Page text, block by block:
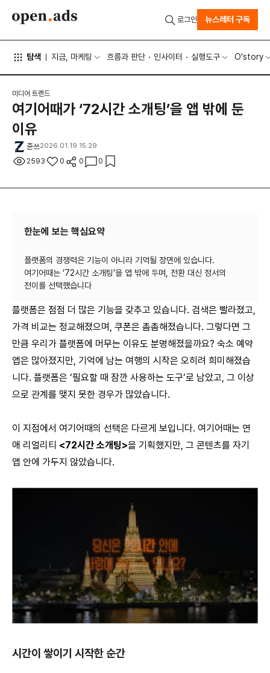
탐색 지금, 마케팅 흐름과 판단 인사이터 실행도구 O'story
로그인 뉴스레터 구독
미디어 트렌드
여기어때가 ‘72시간 소개팅’을 앱 밖에 둔
이유
쥰쓰2026.01.19 15:29
2593 0 0 0
한눈에 보는 핵심요약
플랫폼의 경쟁력은 기능이 아니라 기억될 장면에 있습니다.
여기어때는 ‘72시간 소개팅’을 앱 밖에 두며, 전환 대신 정서의
플랫폼은 점점 더 많은 기능을 갖추고 있습니다. 검색은 빨라졌고,
가격 비교는 정교해졌으며, 쿠폰은 촘촘해졌습니다. 그렇다면 그
만큼 우리가 플랫폼에 머무는 이유도 분명해졌을까요? 숙소 예약
앱은 많아졌지만, 기억에 남는 여행의 시작은 오히려 희미해졌습
니다. 플랫폼은 ‘필요할 때 잠깐 사용하는 도구’로 남았고, 그 이상
으로 관계를 맺지 못한 경우가 많았습니다.
이 지점에서 여기어때의 선택은 다르게 보입니다. 여기어때는 연
애 리얼리티 <72시간 소개팅>을 기획했지만, 그 콘텐츠를 자기
앱 안에 가두지 않았습니다.
시간이 쌓이기 시작한 순간